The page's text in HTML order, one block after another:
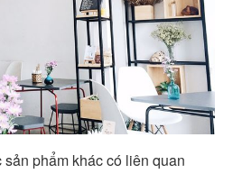
phẩm khác có liên quan